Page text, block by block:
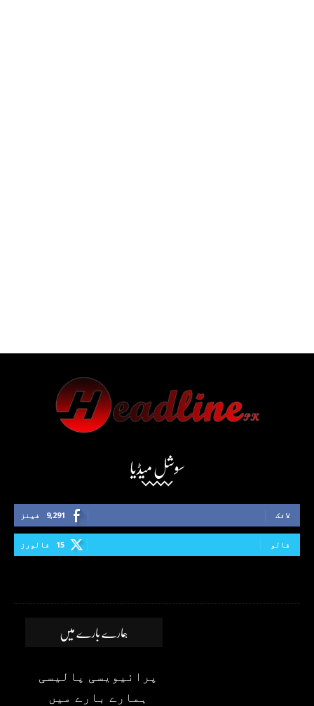
سوشل میڈیا
9,291 فینز لائک
15 فالورز فالو
ہمارے بارے میں
پرائیویسی پالیسی
ہمارے بارے میں